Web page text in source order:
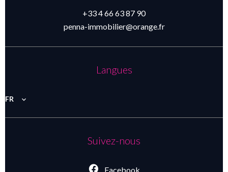
+33 4 66 63 87 90
penna-immobilier@orange.fr
Langues
FR
Suivez-nous
Facebook